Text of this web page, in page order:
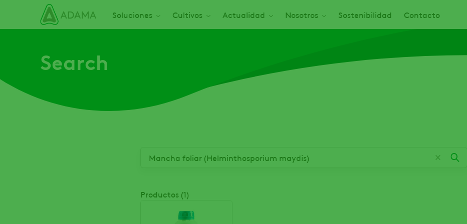
contenido
Main navigation
Soluciones Cultivos Actualidad Nosotros Sostenibilidad Contacto
Search
Productos (1)